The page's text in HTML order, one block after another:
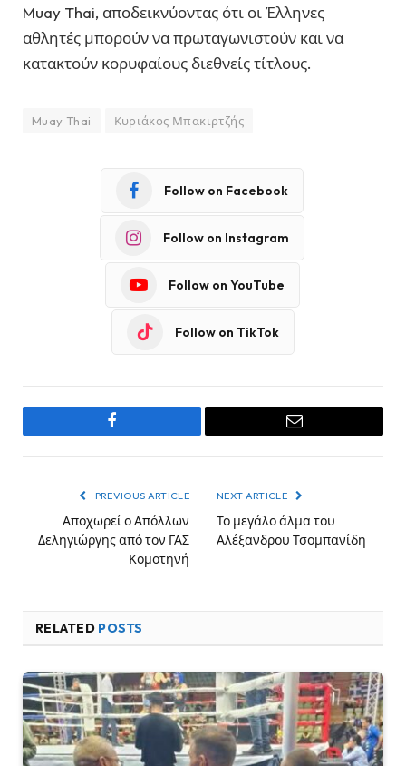
Muay Thai, αποδεικνύοντας ότι οι Έλληνες
αθλητές μπορούν να πρωταγωνιστούν και να
κατακτούν κορυφαίους διεθνείς τίτλους.
Muay Thai Κυριάκος Μπακιρτζής
Follow on Facebook
Follow on Instagram
Follow on YouTube
Follow on TikTok
Facebook Email
PREVIOUS ARTICLE
Αποχωρεί ο Απόλλων
Δεληγιώργης από τον ΓΑΣ
Κομοτηνή
NEXT ARTICLE
Το μεγάλο άλμα του
Αλέξανδρου Τσομπανίδη
RELATED POSTS